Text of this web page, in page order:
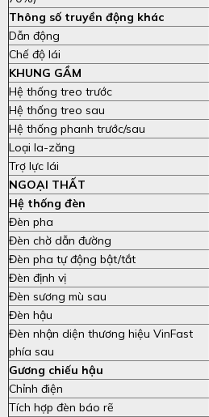
Thông số truyền động khác
Dẫn động
Chế độ lái
KHUNG GẦM
Hệ thống treo trước
Hệ thống treo sau
Hệ thống phanh trước/sau
Loại la-zăng
Trợ lực lái
NGOẠI THẤT
Hệ thống đèn
Đèn pha
Đèn chờ dẫn đường
Đèn pha tự động bật/tắt
Đèn định vị
Đèn sương mù sau
Đèn hậu
Đèn nhận diện thương hiệu VinFast
phía sau
Gương chiếu hậu
Chỉnh điện
Tích hợp đèn báo rẽ